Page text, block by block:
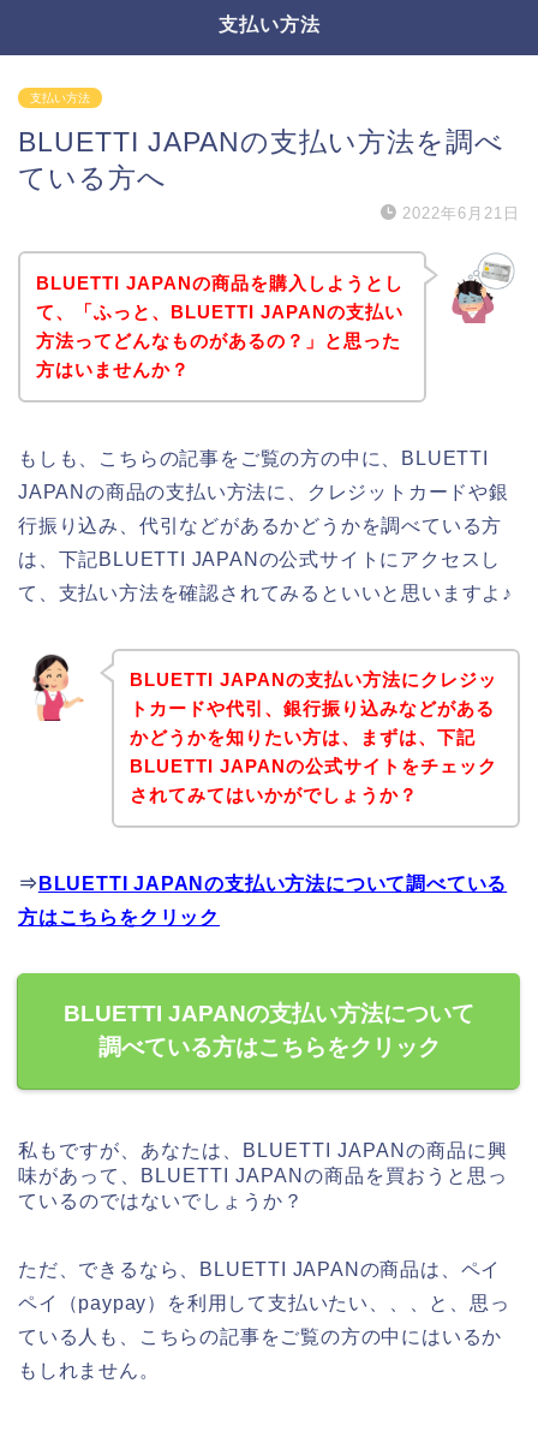
支払い方法
支払い方法
BLUETTI JAPANの支払い方法を調べ
ている方へ
2022年6月21日
BLUETTI JAPANの商品を購入しようとし
て、「ふっと、BLUETTI JAPANの支払い
方法ってどんなものがあるの？」と思った
方はいませんか？
もしも、こちらの記事をご覧の方の中に、BLUETTI
JAPANの商品の支払い方法に、クレジットカードや銀
行振り込み、代引などがあるかどうかを調べている方
は、下記BLUETTI JAPANの公式サイトにアクセスし
て、支払い方法を確認されてみるといいと思いますよ♪
BLUETTI JAPANの支払い方法にクレジッ
トカードや代引、銀行振り込みなどがある
かどうかを知りたい方は、まずは、下記
BLUETTI JAPANの公式サイトをチェック
されてみてはいかがでしょうか？
⇒ BLUETTI JAPANの支払い方法について調べている
方はこちらをクリック
BLUETTI JAPANの支払い方法について
調べている方はこちらをクリック
私もですが、あなたは、BLUETTI JAPANの商品に興
味があって、BLUETTI JAPANの商品を買おうと思っ
ているのではないでしょうか？
ただ、できるなら、BLUETTI JAPANの商品は、ペイ
ペイ（paypay）を利用して支払いたい、、、と、思っ
ている人も、こちらの記事をご覧の方の中にはいるか
もしれません。